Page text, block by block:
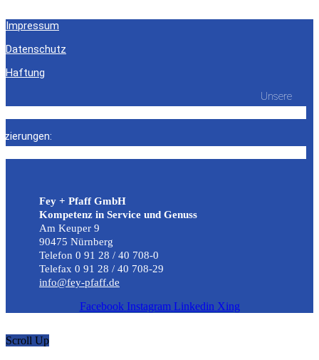
Impressum
Datenschutz
Haftung
Unsere
Fey + Pfaff GmbH
Kompetenz in Service und Genuss
Am Keuper 9
90475 Nürnberg
Telefon 0 91 28 / 40 708-0
Telefax 0 91 28 / 40 708-29
info@fey-pfaff.de
Facebook Instagram Linkedin Xing
Scroll Up